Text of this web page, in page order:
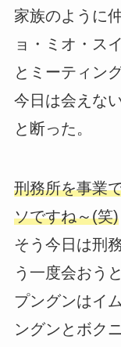
家族のように
ョ・ミオ・ス
とミーティン
今日は会えない
と断った。
刑務所を事業
ソですね～(笑)
そう今日は刑
う一度会おう
プングンはイ
ングンとボク